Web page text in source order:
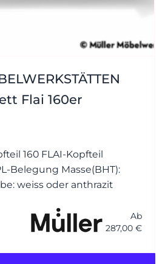
Flai 160er
160 FLAI-Kopfteil
Masse(BHT):
weiss oder anthrazit
Ab
287,00 €